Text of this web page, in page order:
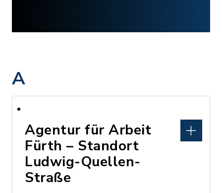
A
Agentur für Arbeit
Fürth – Standort
Ludwig-Quellen-
Straße